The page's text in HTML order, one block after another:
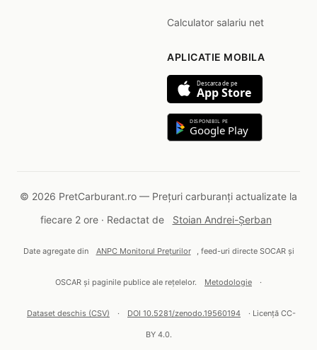
Calculator salariu net
APLICATIE MOBILA
Descarca de pe
App Store
DISPONIBIL PE
Google Play
© 2026 PretCarburant.ro — Prețuri carburanți actualizate la
fiecare 2 ore · Redactat de
Stoian Andrei-Șerban
Date agregate din ANPC Monitorul Prețurilor , feed-uri directe SOCAR și
OSCAR și paginile publice ale rețelelor. Metodologie ·
Dataset deschis (CSV) · DOI 10.5281/zenodo.19560194 · Licență CC-
BY 4.0.